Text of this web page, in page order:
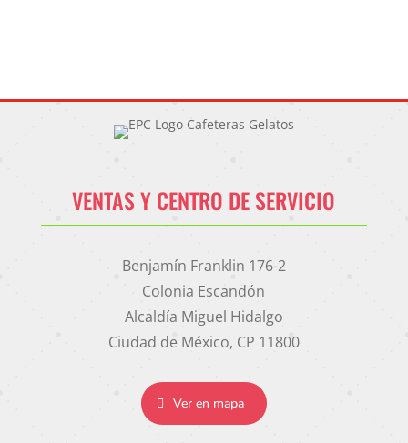
VENTAS Y CENTRO DE SERVICIO
Benjamín Franklin 176-2
Colonia Escandón
Alcaldía Miguel Hidalgo
Ciudad de México, CP 11800
Ver en mapa